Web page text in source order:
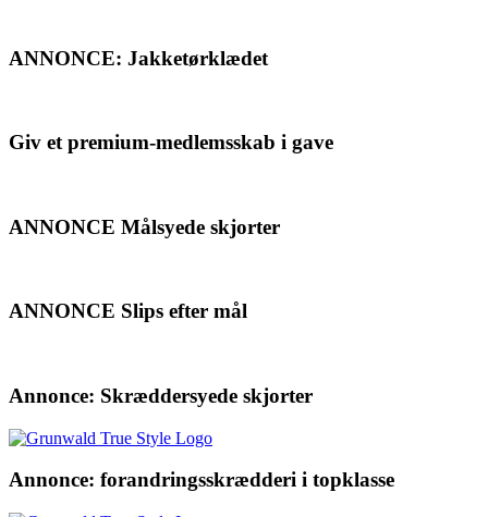
ANNONCE: Jakketørklædet
Giv et premium-medlemsskab i gave
ANNONCE Målsyede skjorter
ANNONCE Slips efter mål
Annonce: Skræddersyede skjorter
Annonce: forandringsskrædderi i topklasse